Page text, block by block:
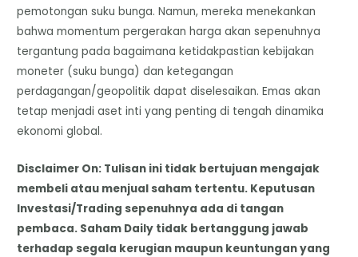
pemotongan suku bunga. Namun, mereka menekankan
bahwa momentum pergerakan harga akan sepenuhnya
tergantung pada bagaimana ketidakpastian kebijakan
moneter (suku bunga) dan ketegangan
perdagangan/geopolitik dapat diselesaikan. Emas akan
tetap menjadi aset inti yang penting di tengah dinamika
ekonomi global.
Disclaimer On: Tulisan ini tidak bertujuan mengajak
membeli atau menjual saham tertentu. Keputusan
Investasi/Trading sepenuhnya ada di tangan
pembaca. Saham Daily tidak bertanggung jawab
terhadap segala kerugian maupun keuntungan yang